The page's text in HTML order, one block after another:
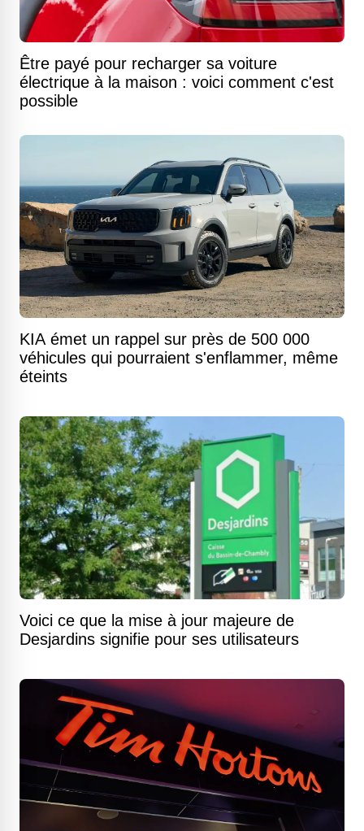
Être payé pour recharger sa voiture
électrique à la maison : voici comment c'est
possible
KIA émet un rappel sur près de 500 000
véhicules qui pourraient s'enflammer, même
éteints
Voici ce que la mise à jour majeure de
Desjardins signifie pour ses utilisateurs